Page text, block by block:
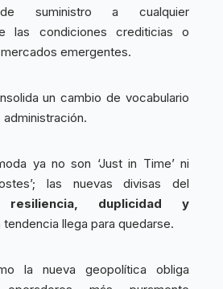
suministro a cualquier
las condiciones crediticias o
emergentes.
un cambio de vocabulario
ya no son ‘Just in Time’ ni
las nuevas divisas del
resiliencia, duplicidad y
tendencia llega para quedarse.
la nueva geopolítica obliga